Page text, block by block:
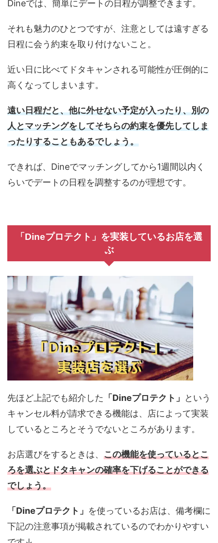
Dineでは、簡単にデートの日程が調整できます。
それも魅力のひとつですが、注意としては遠すぎる
日程に会う約束を取り付けないこと。
近い日に比べてドタキャンされる可能性が圧倒的に
高くなってしまいます。
遠い日程だと、他に外せない予定が入ったり、別の
人とマッチングをしてそちらの約束を優先してしま
ったりすることもあるでしょう。
できれば、Dineでマッチングしてから1週間以内く
らいでデートの日程を調整するのが理想です。
「Dineプロテクト」を実装しているお店を選
ぶ
先ほど上記でも紹介した 「Dineプロテクト」
という
キャンセル料が請求できる機能は、店によって実装
しているところとそうでないところがあります。
お店選びをするときは、 この機能を使っているとこ
ろを選ぶとドタキャンの確率を下げることができる
でしょう。
「Dineプロテクト」 を使っているお店は、備考欄に
下記の注意事項が掲載されているのでわかりやすい